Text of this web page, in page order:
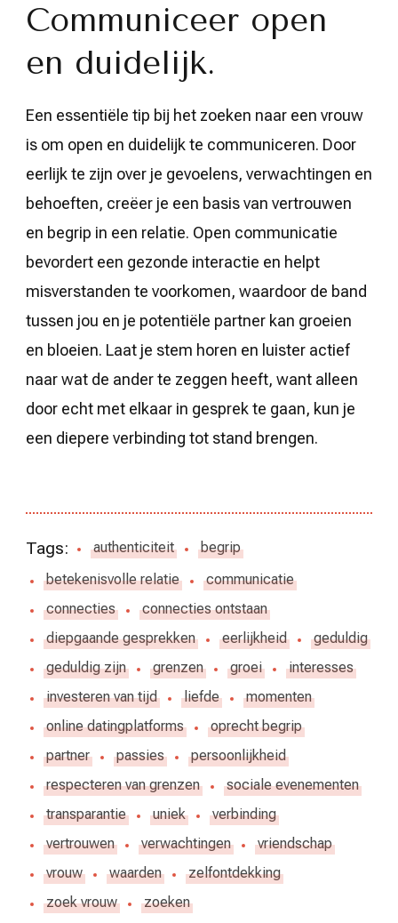
Communiceer open
en duidelijk.
Een essentiële tip bij het zoeken naar een vrouw
is om open en duidelijk te communiceren. Door
eerlijk te zijn over je gevoelens, verwachtingen en
behoeften, creëer je een basis van vertrouwen
en begrip in een relatie. Open communicatie
bevordert een gezonde interactie en helpt
misverstanden te voorkomen, waardoor de band
tussen jou en je potentiële partner kan groeien
en bloeien. Laat je stem horen en luister actief
naar wat de ander te zeggen heeft, want alleen
door echt met elkaar in gesprek te gaan, kun je
een diepere verbinding tot stand brengen.
Tags: authenticiteit
begrip
betekenisvolle relatie
communicatie
connecties
connecties ontstaan
diepgaande gesprekken
eerlijkheid
geduldig
geduldig zijn
grenzen groei
interesses
investeren van tijd
liefde
momenten
online datingplatforms
oprecht begrip
partner
passies
persoonlijkheid
respecteren van grenzen
sociale evenementen
transparantie
uniek
verbinding
vertrouwen
verwachtingen
vriendschap
vrouw
waarden
zelfontdekking
zoek vrouw
zoeken